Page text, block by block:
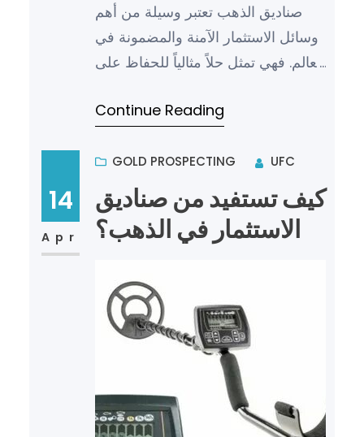
صناديق الذهب تعتبر وسيلة من أهم
وسائل الاستثمار الآمنة والمضمونة في
العالم. فهي تمثل حلاً مثالياً للحفاظ على
مضمونة ومستقر…
Continue Reading
14
Apr
GOLD PROSPECTING UFC
كيف تستفيد من صناديق
الاستثمار في الذهب؟